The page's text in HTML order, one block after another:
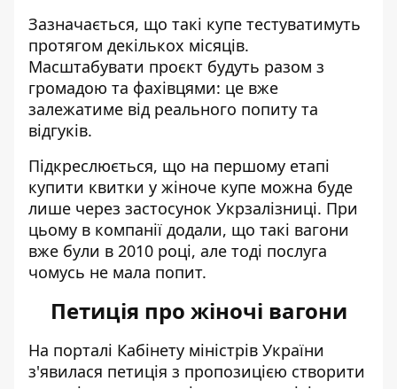
Зазначається, що такі купе тестуватимуть
протягом декількох місяців.
Масштабувати проєкт будуть разом з
громадою та фахівцями: це вже
залежатиме від реального попиту та
відгуків.
Підкреслюється, що на першому етапі
купити квитки у жіноче купе можна буде
лише через застосунок Укрзалізниці. При
цьому в компанії додали, що такі вагони
вже були в 2010 році, але тоді послуга
чомусь не мала попит.
Петиція про жіночі вагони
На порталі Кабінету міністрів України
з'явилася петиція з пропозицією створити